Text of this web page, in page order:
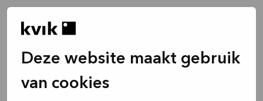
Deze website maakt gebruik
van cookies